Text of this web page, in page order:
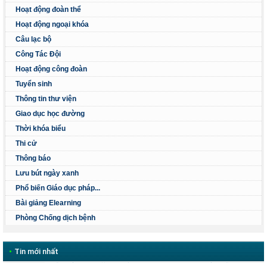
Hoạt động đoàn thể
Hoạt động ngoại khóa
Câu lạc bộ
Công Tác Đội
Hoạt động công đoàn
Tuyển sinh
Thông tin thư viện
Giao dục học đường
Thời khóa biểu
Thi cử
Thông báo
Lưu bút ngày xanh
Phổ biến Giáo dục pháp...
Bài giảng Elearning
Phòng Chống dịch bệnh
• Tin mới nhất